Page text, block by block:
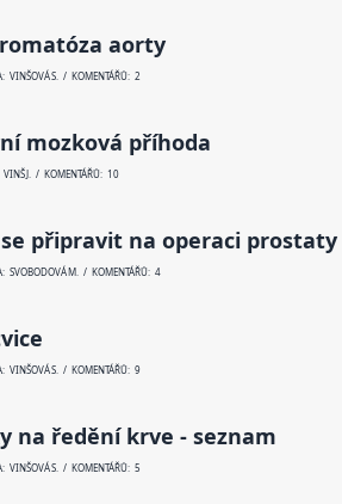
aorty
VINŠOVÁ S. / KOMENTÁŘŮ: 2
mozková příhoda
VINŠ J. / KOMENTÁŘŮ: 10
se připravit na operaci prostaty
SVOBODOVÁ M. / KOMENTÁŘŮ: 4
VINŠOVÁ S. / KOMENTÁŘŮ: 9
na ředění krve - seznam
VINŠOVÁ S. / KOMENTÁŘŮ: 5